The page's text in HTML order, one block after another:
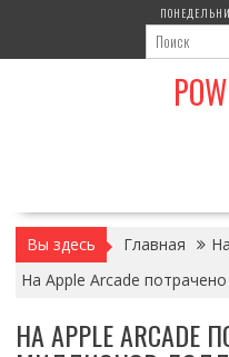
содержимому
Вы здесь Главная
На Apple Arcade
НА APPLE ARCADE